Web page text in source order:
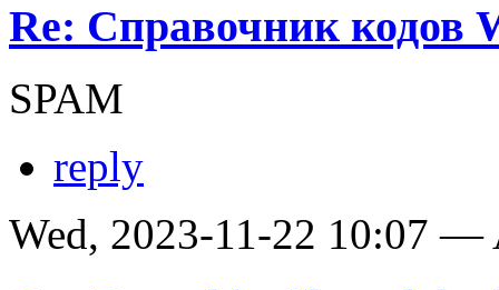
Re: Справочник кодов
SPAM
reply
Wed, 2023-11-22 10:07 —